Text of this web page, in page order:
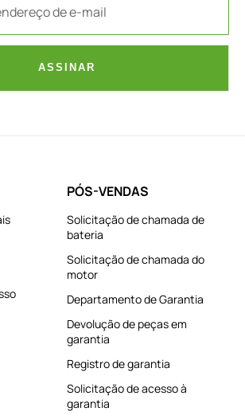
ASSINAR
PÓS-VENDAS
Solicitação de chamada de
bateria
Solicitação de chamada do
motor
Departamento de Garantia
Devolução de peças em
garantia
Registro de garantia
Solicitação de acesso à
garantia